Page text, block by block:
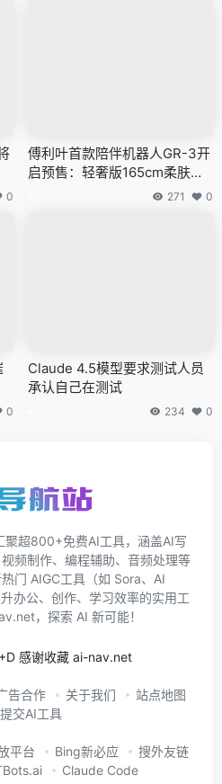
0
傅利叶首款陪伴机器人GR-3开
启预售：轻奢版165cm柔肤软
271 0
0
Claude 4.5模型要求测试人员
承认自己在测试
234 0
聚超800+免费AI工具，涵盖AI写
频制作、编程辅助、音频处理等
门 AIGC工具（如 Sora、AI
办公、创作、学习效率的实用工
，探索 AI 新可能！
感谢收藏 ai-nav.net
告合作 关于我们
站点地图
提交AI工具
平台 Bing新必应
搜外友链
Claude Code